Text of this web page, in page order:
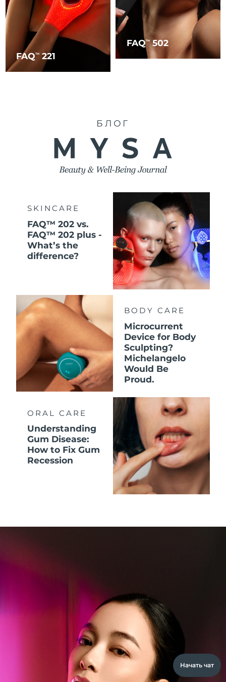
FAQTM 221
FAQTM502
БЛОГ
SKINCARE
FAQ™ 202 vs.
FAQ™ 202 plus -
What’s the
difference?
BODY CARE
Microcurrent
Device for Body
Sculpting?
Michelangelo
Would Be
Proud.
ORAL CARE
Understanding
Gum Disease:
How to Fix Gum
Recession
Начать чат